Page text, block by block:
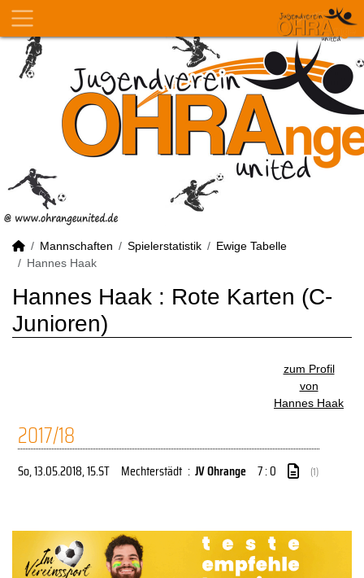
Mannschaften Spielerstatistik
Ewige Tabelle
Hannes Haak
Hannes Haak : Rote Karten (C-
Junioren)
zum Profil
von
Hannes Haak
2017/18
So, 13.05.2018, 15.ST Mechterstädt : JV Ohrange 7 : 0 (1)